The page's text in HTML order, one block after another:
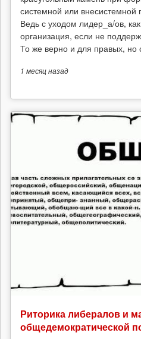
системной или внесистемной
Ведь с уходом лидер_а/ов,
организация, если не
То же верно и для правых, но
1 месяцназад
Риторика либералов и
общедемократической